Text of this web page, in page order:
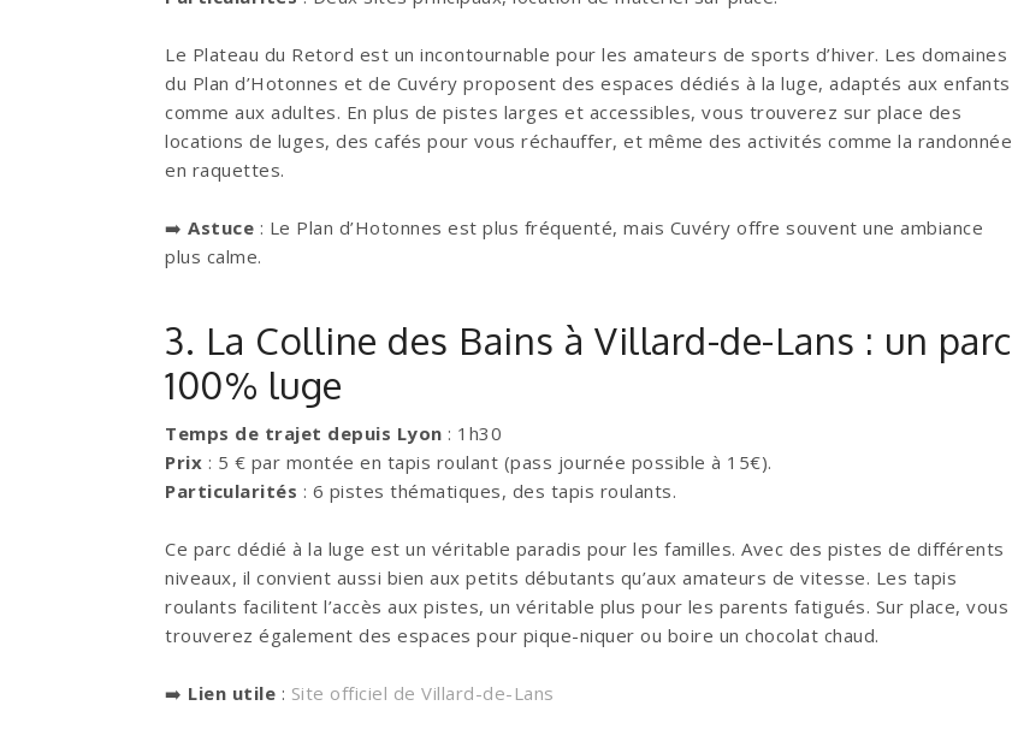
Le Plateau du Retord est un incontournable pour les amateurs de sports d’hiver. Les domaines
du Plan d’Hotonnes et de Cuvéry proposent des espaces dédiés à la luge, adaptés aux enfants
comme aux adultes. En plus de pistes larges et accessibles, vous trouverez sur place des
locations de luges, des cafés pour vous réchauffer, et même des activités comme la randonnée
en raquettes.
➡️ Astuce : Le Plan d’Hotonnes est plus fréquenté, mais Cuvéry offre souvent une ambiance
plus calme.
3. La Colline des Bains à Villard-de-Lans : un parc
100% luge
Temps de trajet depuis Lyon : 1h30
Prix : 5 € par montée en tapis roulant (pass journée possible à 15€).
Particularités : 6 pistes thématiques, des tapis roulants.
Ce parc dédié à la luge est un véritable paradis pour les familles. Avec des pistes de différents
niveaux, il convient aussi bien aux petits débutants qu’aux amateurs de vitesse. Les tapis
roulants facilitent l’accès aux pistes, un véritable plus pour les parents fatigués. Sur place, vous
trouverez également des espaces pour pique-niquer ou boire un chocolat chaud.
➡️ Lien utile : Site officiel de Villard-de-Lans